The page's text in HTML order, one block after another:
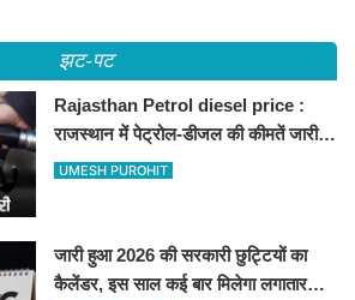
झट-पट
Rajasthan Petrol diesel price :
राजस्थान में पेट्रोल-डीजल की कीमतें जारी,
जानिए बीकानेर समेत पुरे प्रदेश में नए रेट
UMESH PUROHIT
जारी हुआ 2026 की सरकारी छुट्टियों का
कैलेंडर, इस साल कई बार मिलेगा लगातार